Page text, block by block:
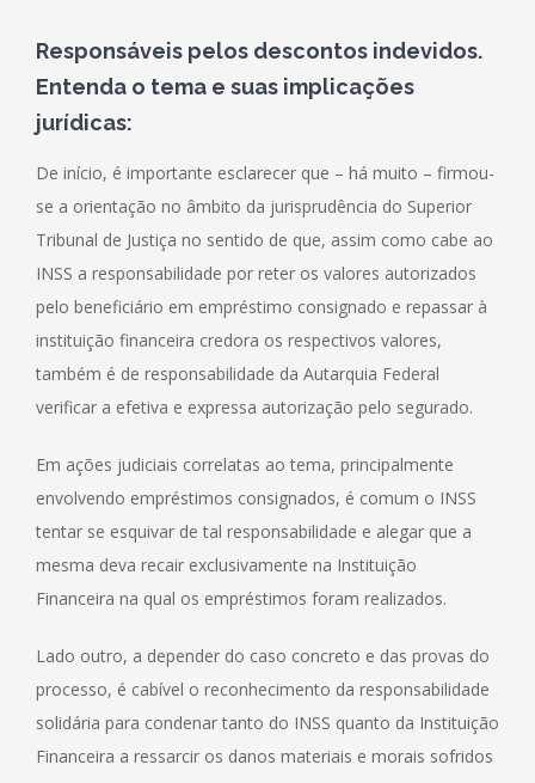
Responsáveis pelos descontos indevidos.
Entenda o tema e suas implicações
jurídicas:
De início, é importante esclarecer que – há muito – firmou-
se a orientação no âmbito da jurisprudência do Superior
Tribunal de Justiça no sentido de que, assim como cabe ao
INSS a responsabilidade por reter os valores autorizados
pelo beneficiário em empréstimo consignado e repassar à
instituição financeira credora os respectivos valores,
também é de responsabilidade da Autarquia Federal
verificar a efetiva e expressa autorização pelo segurado.
Em ações judiciais correlatas ao tema, principalmente
envolvendo empréstimos consignados, é comum o INSS
tentar se esquivar de tal responsabilidade e alegar que a
mesma deva recair exclusivamente na Instituição
Financeira na qual os empréstimos foram realizados.
Lado outro, a depender do caso concreto e das provas do
processo, é cabível o reconhecimento da responsabilidade
solidária para condenar tanto do INSS quanto da Instituição
Financeira a ressarcir os danos materiais e morais sofridos